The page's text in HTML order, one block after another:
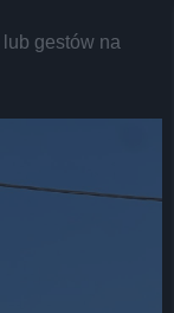
gestów na